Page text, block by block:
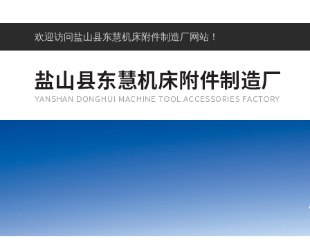
欢迎访问盐山县东慧机床附件制造厂网站！